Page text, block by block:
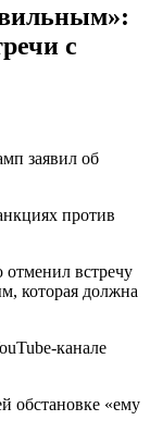
с
против
встречу
которая должна
канале
обстановке «ему